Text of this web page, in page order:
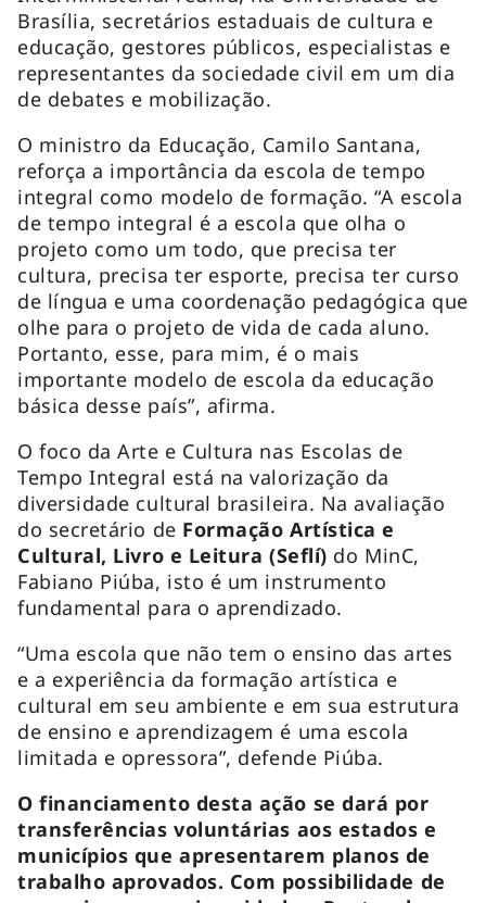
Brasília, secretários estaduais de cultura e
educação, gestores públicos, especialistas e
representantes da sociedade civil em um dia
de debates e mobilização.
O ministro da Educação, Camilo Santana,
reforça a importância da escola de tempo
integral como modelo de formação. “A escola
de tempo integral é a escola que olha o
projeto como um todo, que precisa ter
cultura, precisa ter esporte, precisa ter curso
de língua e uma coordenação pedagógica que
olhe para o projeto de vida de cada aluno.
Portanto, esse, para mim, é o mais
importante modelo de escola da educação
básica desse país”, afirma.
O foco da Arte e Cultura nas Escolas de
Tempo Integral está na valorização da
diversidade cultural brasileira. Na avaliação
do secretário de Formação Artística e
Cultural, Livro e Leitura (Seflí) do MinC,
Fabiano Piúba, isto é um instrumento
fundamental para o aprendizado.
“Uma escola que não tem o ensino das artes
e a experiência da formação artística e
cultural em seu ambiente e em sua estrutura
de ensino e aprendizagem é uma escola
limitada e opressora”, defende Piúba.
O financiamento desta ação se dará por
transferências voluntárias aos estados e
municípios que apresentarem planos de
trabalho aprovados. Com possibilidade de